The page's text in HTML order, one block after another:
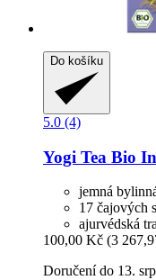
Do košíku
5.0 (4)
Yogi Tea Bio
jemná
17 čajových
ajurvédská
100,00 Kč (3
Doručení do 13.